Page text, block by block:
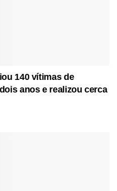
140 vítimas de
anos e realizou cerca